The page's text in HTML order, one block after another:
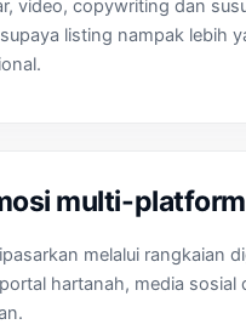
video, copywriting dan
listing nampak lebih
multi-platform
melalui rangkaian
hartanah, media sosial